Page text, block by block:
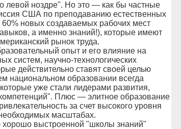
левой ноздре". Но это — как бы частные
США по преподаванию естественных
60% новых создаваемых рабочих мест
а именно знаний!), которые имеют
рынок труда.
опыт и его влияние на
систем, научно-технологических
действительно ставят своей целью
национальном образовании всегда
уже стали лидерами развития,
Плюс — элитное образование
за счет высокого уровня
масштабах.
хорошо выстроенной "школы знаний"